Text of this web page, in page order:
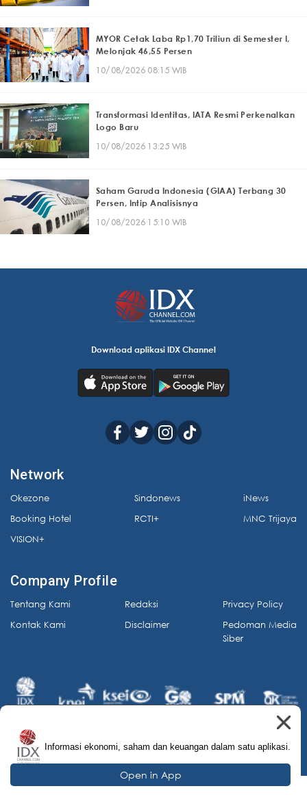
MYOR Cetak Laba Rp1,70 Triliun di Semester I,
Melonjak 46,55 Persen
10/08/2026 08:15 WIB
Transformasi Identitas, IATA Resmi Perkenalkan
Logo Baru
10/08/2026 13:25 WIB
Saham Garuda Indonesia (GIAA) Terbang 30
Persen, Intip Analisisnya
10/08/2026 15:10 WIB
Download aplikasi IDX Channel
Network
Okezone
Booking Hotel
VISION+
Sindonews
RCTI+
iNews
MNC Trijaya
Company Profile
Tentang Kami
Kontak Kami
Redaksi
Disclaimer
Privacy Policy
Pedoman Media
Siber
© 2026 IDX Channel. All Rights Reserved.
Informasi ekonomi, saham dan keuangan dalam satu aplikasi.
Open in App